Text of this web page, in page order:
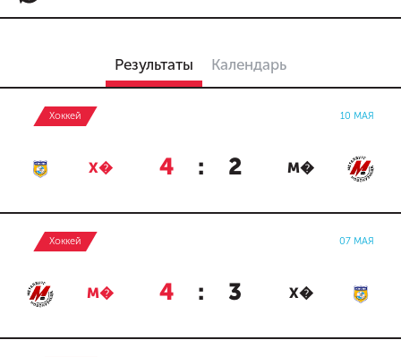
Результаты Календарь
Хоккей 10 МАЯ
Х� 4 : 2 М�
Хоккей 07 МАЯ
М� 4 : 3 Х�